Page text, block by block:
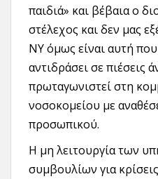
παιδιά» και βέβαια ο
στέλεχος και δεν μας
ΝΥ όμως είναι αυτή
αντιδράσει σε πιέσεις
πρωταγωνιστεί στη
νοσοκομείου με
προσωπικού.
Η μη λειτουργία των
συμβουλίων για